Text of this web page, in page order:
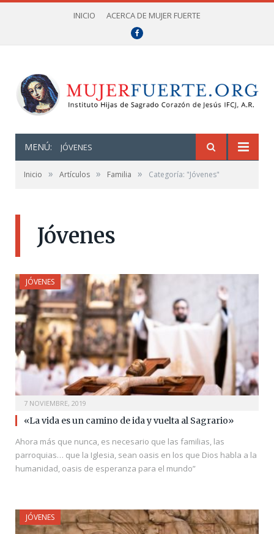
INICIO ACERCA DE MUJER FUERTE
Facebook
MENÚ: JÓVENES
Inicio » Artículos » Familia » Categoría: "Jóvenes"
Jóvenes
JÓVENES
7 NOVIEMBRE, 2019
«La vida es un camino de ida y vuelta al Sagrario»
Ahora más que nunca, es necesario que las familias, las
parroquias… que la Iglesia, sean oasis en los que Dios habla a la
humanidad, oasis de esperanza para el mundo”
JÓVENES